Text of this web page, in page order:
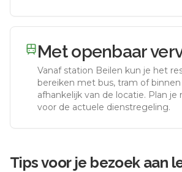
Met openbaar
Vanaf station Beilen kun je het
bereiken met bus, tram of
afhankelijk van de locatie. Plan je
voor de actuele dienstregeling.
Tips voor je bezoek aan